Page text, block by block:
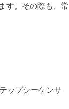
す。その際も、常
ップシーケンサ